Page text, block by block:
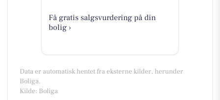
Få gratis salgsvurdering på din
bolig ›
Data er automatisk hentet fra eksterne kilder, herunder
Boliga.
Kilde: Boliga